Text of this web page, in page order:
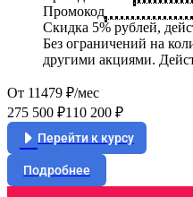
Промокод
Скидка 5% рублей,
Без ограничений на
другими акциями.
От 11479 ₽/мес
275 500 ₽110 200 ₽
Перейти к курсу
Подробнее